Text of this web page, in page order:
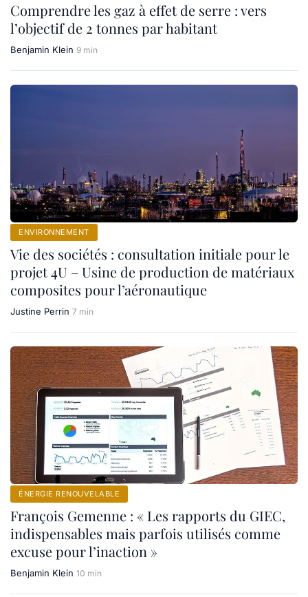
Comprendre les gaz à effet de serre : vers
l’objectif de 2 tonnes par habitant
Benjamin Klein 9 min
ENVIRONNEMENT
Vie des sociétés : consultation initiale pour le
projet 4U – Usine de production de matériaux
composites pour l’aéronautique
Justine Perrin 7 min
ÉNERGIE RENOUVELABLE
François Gemenne : « Les rapports du GIEC,
indispensables mais parfois utilisés comme
excuse pour l’inaction »
Benjamin Klein 10 min